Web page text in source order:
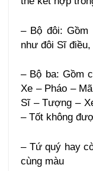
– Bộ đôi: Gồm
như đôi Sĩ
– Bộ ba: Gồm
Xe – Pháo –
Sĩ – Tượng –
– Tốt không
– Tứ quý hay
cùng màu